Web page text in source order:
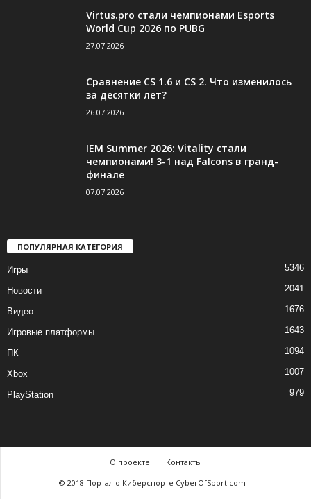
Virtus.pro стали чемпионами Esports
World Cup 2026 по PUBG
27.07.2026
Сравнение CS 1.6 и CS 2. Что изменилось
за десятки лет?
26.07.2026
IEM Summer 2026: Vitality стали
чемпионами! 3-1 над Falcons в гранд-
финале
07.07.2026
ПОПУЛЯРНАЯ КАТЕГОРИЯ
Игры 5346
Новости 2041
Видео 1676
Игровые платформы 1643
ПК 1094
Xbox 1007
PlayStation 979
О проекте
Контакты
© 2018 Портал о Киберспорте CyberOfSport.com